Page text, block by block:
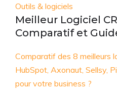
Outils & logiciels
Meilleur Logiciel
Comparatif et
Comparatif des 8 meilleurs
HubSpot, Axonaut, Sellsy,
pour votre business ?